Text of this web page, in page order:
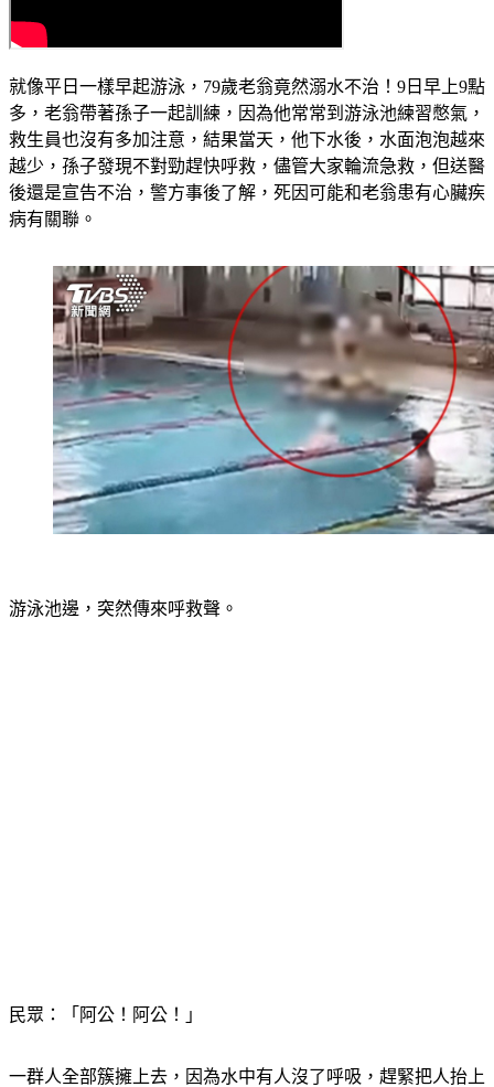
就像平日一樣早起游泳，79歲老翁竟然溺水不治！9日早上9點
多，老翁帶著孫子一起訓練，因為他常常到游泳池練習憋氣，
救生員也沒有多加注意，結果當天，他下水後，水面泡泡越來
越少，孫子發現不對勁趕快呼救，儘管大家輪流急救，但送醫
後還是宣告不治，警方事後了解，死因可能和老翁患有心臟疾
病有關聯。
游泳池邊，突然傳來呼救聲。
民眾：「阿公！阿公！」
一群人全部簇擁上去，因為水中有人沒了呼吸，趕緊把人抬上